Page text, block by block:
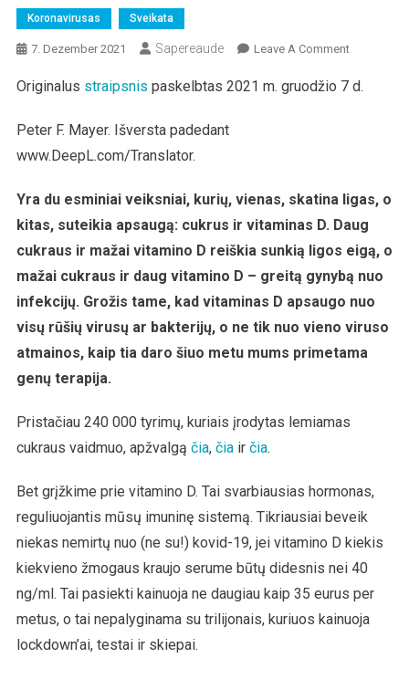
Koronavirusas Sveikata
7. Dezember 2021 Sapereaude Leave A CommentOn
Dar
Yra
Apsauga
Nuo
Covid-
19
Originalus straipsnis paskelbtas 2021 m. gruodžio 7 d.
Peter F. Mayer. Išversta padedant
www.DeepL.com/Translator.
Yra du esminiai veiksniai, kurių, vienas, skatina ligas, o
kitas, suteikia apsaugą: cukrus ir vitaminas D. Daug
cukraus ir mažai vitamino D reiškia sunkią ligos eigą, o
mažai cukraus ir daug vitamino D – greitą gynybą nuo
infekcijų. Grožis tame, kad vitaminas D apsaugo nuo
visų rūšių virusų ar bakterijų, o ne tik nuo vieno viruso
atmainos, kaip tia daro šiuo metu mums primetama
genų terapija.
Pristačiau 240 000 tyrimų, kuriais įrodytas lemiamas
cukraus vaidmuo, apžvalgą čia, čiair čia.
Bet grįžkime prie vitamino D. Tai svarbiausias hormonas,
reguliuojantis mūsų imuninę sistemą. Tikriausiai beveik
niekas nemirtų nuo (ne su!) kovid-19, jei vitamino D kiekis
kiekvieno žmogaus kraujo serume būtų didesnis nei 40
ng/ml. Tai pasiekti kainuoja ne daugiau kaip 35 eurus per
metus, o tai nepalyginama su trilijonais, kuriuos kainuoja
lockdown’ai, testai ir skiepai.